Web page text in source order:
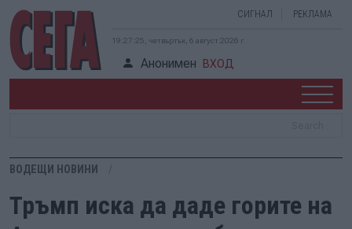
СИГНАЛ РЕКЛАМА
19:27:26, четвъртък, 6 август 2026 г.
Анонимен ВХОД
ВОДЕЩИ НОВИНИ
Тръмп иска да даде горите на